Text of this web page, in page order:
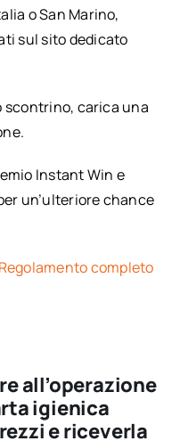
o San Marino,
sul sito dedicato
scontrino, carica una
Instant Win e
un’ulteriore chance
Regolamento completo
all’operazione
igienica
e riceverla